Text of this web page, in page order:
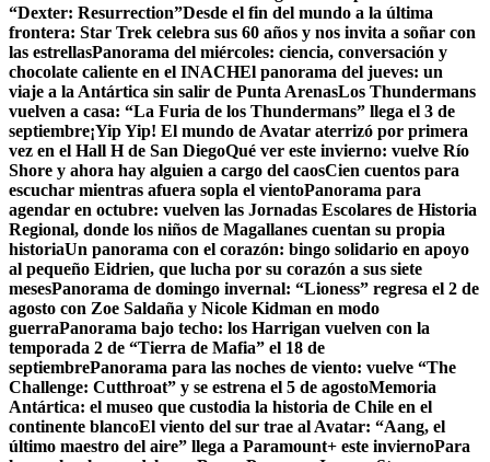
“Dexter: Resurrection”Desde el fin del mundo a la última
frontera: Star Trek celebra sus 60 años y nos invita a soñar con
las estrellasPanorama del miércoles: ciencia, conversación y
chocolate caliente en el INACHEl panorama del jueves: un
viaje a la Antártica sin salir de Punta ArenasLos Thundermans
vuelven a casa: “La Furia de los Thundermans” llega el 3 de
septiembre¡Yip Yip! El mundo de Avatar aterrizó por primera
vez en el Hall H de San DiegoQué ver este invierno: vuelve Río
Shore y ahora hay alguien a cargo del caosCien cuentos para
escuchar mientras afuera sopla el vientoPanorama para
agendar en octubre: vuelven las Jornadas Escolares de Historia
Regional, donde los niños de Magallanes cuentan su propia
historiaUn panorama con el corazón: bingo solidario en apoyo
al pequeño Eidrien, que lucha por su corazón a sus siete
mesesPanorama de domingo invernal: “Lioness” regresa el 2 de
agosto con Zoe Saldaña y Nicole Kidman en modo
guerraPanorama bajo techo: los Harrigan vuelven con la
temporada 2 de “Tierra de Mafia” el 18 de
septiembrePanorama para las noches de viento: vuelve “The
Challenge: Cutthroat” y se estrena el 5 de agostoMemoria
Antártica: el museo que custodia la historia de Chile en el
continente blancoEl viento del sur trae al Avatar: “Aang, el
último maestro del aire” llega a Paramount+ este inviernoPara